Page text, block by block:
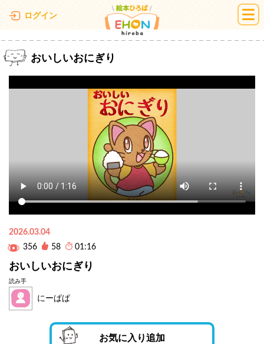
ログイン 絵本ひろば
おいしいおにぎり
2026.03.04
356
58 01:16
おいしいおにぎり
読み手
にーぱぱ
お気に入り追加